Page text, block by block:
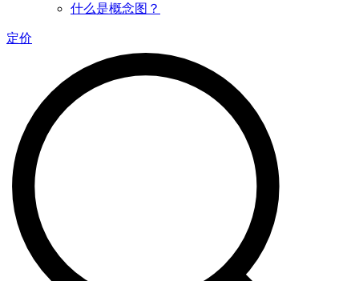
什么是概念图？
定价